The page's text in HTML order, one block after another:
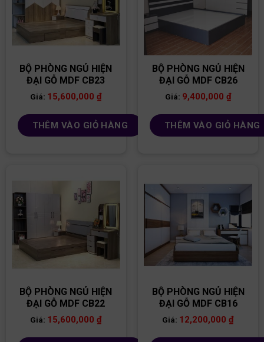
BỘ PHÒNG NGỦ HIỆN
ĐẠI GỖ MDF CB23
Giá: 15,600,000 ₫
THÊM VÀO GIỎ HÀNG
BỘ PHÒNG NGỦ HIỆN
ĐẠI GỖ MDF CB26
Giá: 9,400,000 ₫
THÊM VÀO GIỎ HÀNG
BỘ PHÒNG NGỦ HIỆN
ĐẠI GỖ MDF CB22
Giá: 15,600,000 ₫
BỘ PHÒNG NGỦ HIỆN
ĐẠI GỖ MDF CB16
Giá: 12,200,000₫